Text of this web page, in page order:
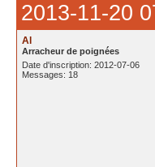
2013-11-20
Al
Arracheur de poignées
Date d'inscription: 2012-07-06
Messages: 18